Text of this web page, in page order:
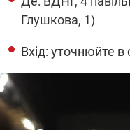
Глушкова, 1)
Вхід: уточнюйте